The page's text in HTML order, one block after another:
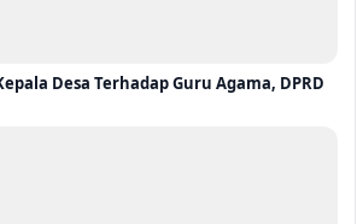
Desa Terhadap Guru Agama, DPRD